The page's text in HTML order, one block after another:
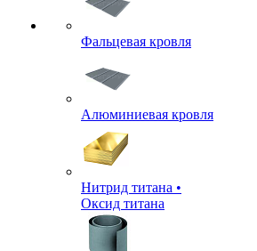
Фальцевая кровля
Алюминиевая кровля
Нитрид титана •
Оксид титана